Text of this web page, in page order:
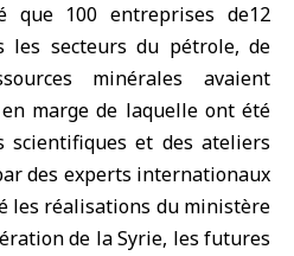
que 100 entreprises de12
les secteurs du pétrole, de
minérales avaient
marge de laquelle ont été
scientifiques et des ateliers
des experts internationaux
les réalisations du ministère
de la Syrie, les futures